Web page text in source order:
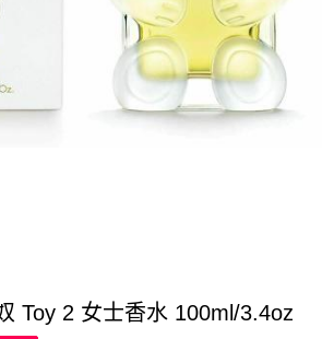
Toy 2 女士香水 100ml/3.4oz